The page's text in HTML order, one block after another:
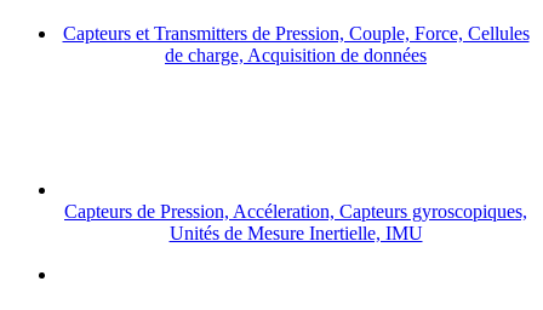
Capteurs et Transmitters de Pression, Couple, Force, Cellules
de charge, Acquisition de données
Capteurs de Pression, Accéleration, Capteurs gyroscopiques,
Unités de Mesure Inertielle, IMU